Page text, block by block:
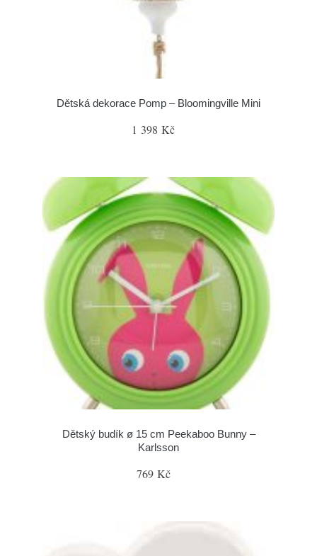
Dětská dekorace Pomp – Bloomingville Mini
1 398 Kč
Dětský budík ø 15 cm Peekaboo Bunny –
Karlsson
769 Kč